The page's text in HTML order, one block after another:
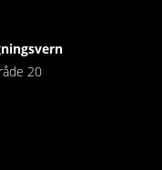
20